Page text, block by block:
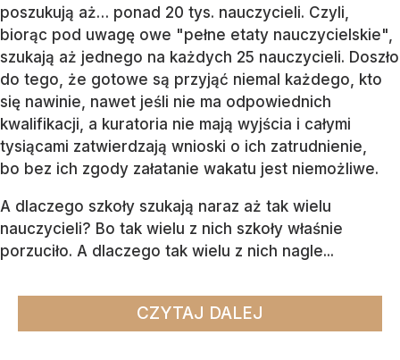
poszukują aż… ponad 20 tys. nauczycieli. Czyli,
biorąc pod uwagę owe "pełne etaty nauczycielskie",
szukają aż jednego na każdych 25 nauczycieli. Doszło
do tego, że gotowe są przyjąć niemal każdego, kto
się nawinie, nawet jeśli nie ma odpowiednich
kwalifikacji, a kuratoria nie mają wyjścia i całymi
tysiącami zatwierdzają wnioski o ich zatrudnienie,
bo bez ich zgody załatanie wakatu jest niemożliwe.
A dlaczego szkoły szukają naraz aż tak wielu
nauczycieli? Bo tak wielu z nich szkoły właśnie
porzuciło. A dlaczego tak wielu z nich nagle...
CZYTAJ DALEJ